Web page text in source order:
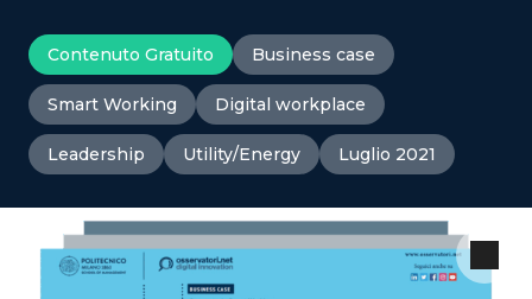
Contenuto Gratuito Business case
Smart Working Digital workplace
Leadership Utility/Energy Luglio 2021